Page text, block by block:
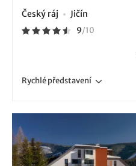
Český ráj Jičín
9/10
Rychlépředstavení